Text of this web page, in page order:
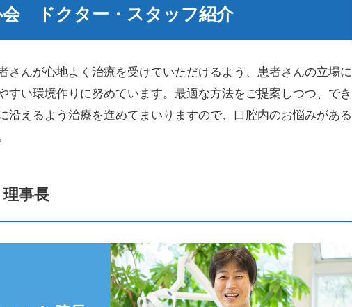
ドクター・スタッフ紹介
さんが心地よく治療を受けていただけるよう、患者さんの立場に
すい環境作りに努めています。最適な方法をご提案しつつ、でき
沿えるよう治療を進めてまいりますので、口腔内のお悩みがある
事長